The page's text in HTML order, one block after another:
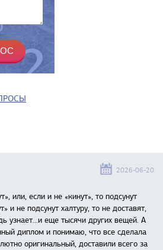
2026-06-20
или, если и не «кинут», то подсунут
и не подсунут халтуру, то не доставят,
узнает...и еще тысячи других вещей. А
диплом и понимаю, что все сделала
оригинальный, доставили всего за